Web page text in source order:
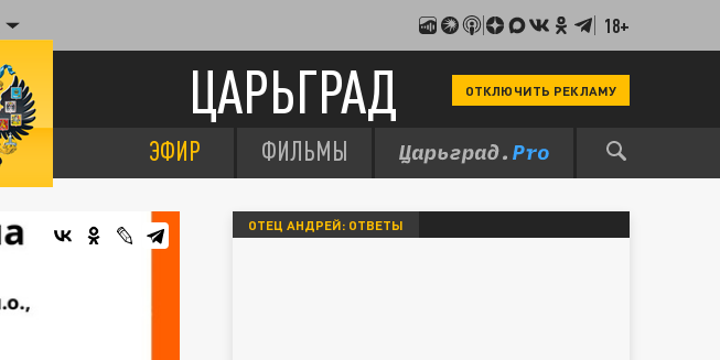
18+
ЦАРЬГРАД ОТКЛЮЧИТЬ РЕКЛАМУ
ЭФИР ФИЛЬМЫ
ОТЕЦ АНДРЕЙ: ОТВЕТЫ